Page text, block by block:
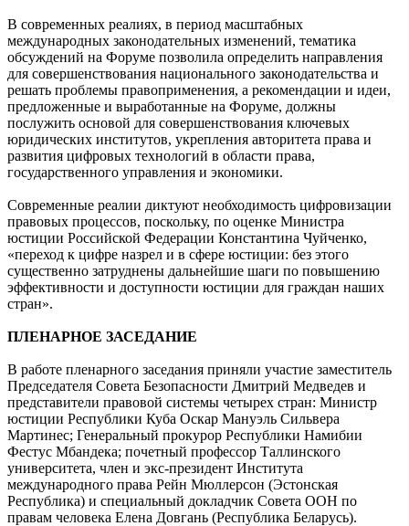
В современных реалиях, в период масштабных
международных законодательных изменений, тематика
обсуждений на Форуме позволила определить направления
для совершенствования национального законодательства и
решать проблемы правоприменения, а рекомендации и идеи,
предложенные и выработанные на Форуме, должны
послужить основой для совершенствования ключевых
юридических институтов, укрепления авторитета права и
развития цифровых технологий в области права,
государственного управления и экономики.
Современные реалии диктуют необходимость цифровизации
правовых процессов, поскольку, по оценке Министра
юстиции Российской Федерации Константина Чуйченко,
«переход к цифре назрел и в сфере юстиции: без этого
существенно затруднены дальнейшие шаги по повышению
эффективности и доступности юстиции для граждан наших
стран».
ПЛЕНАРНОЕ ЗАСЕДАНИЕ
В работе пленарного заседания приняли участие заместитель
Председателя Совета Безопасности Дмитрий Медведев и
представители правовой системы четырех стран: Министр
юстиции Республики Куба Оскар Мануэль Сильвера
Мартинес; Генеральный прокурор Республики Намибии
Фестус Мбандека; почетный профессор Таллинского
университета, член и экс-президент Института
международного права Рейн Мюллерсон (Эстонская
Республика) и специальный докладчик Совета ООН по
правам человека Елена Довгань (Республика Беларусь).